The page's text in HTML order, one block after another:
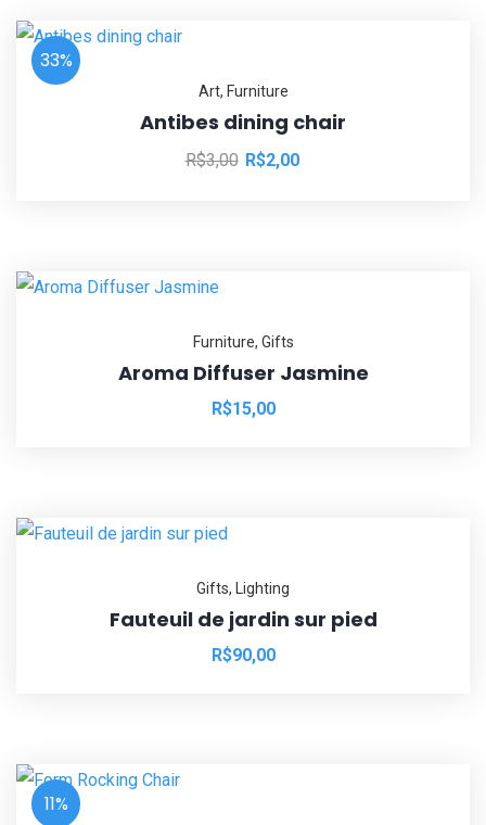
33%
Art, Furniture
Antibes dining chair
R$3,00 R$2,00
Furniture, Gifts
Aroma Diffuser Jasmine
R$15,00
Gifts, Lighting
Fauteuil de jardin sur pied
R$90,00
11%